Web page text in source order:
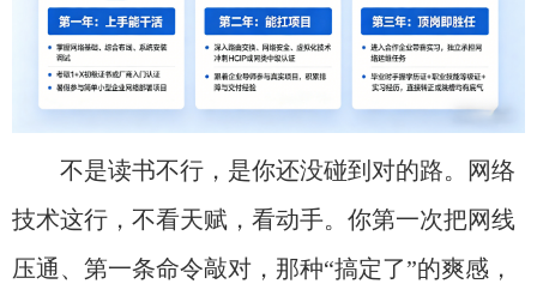
不是读书不行，是你还没碰到对的路。网络
技术这行，不看天赋，看动手。你第一次把网线
压通、第一条命令敲对，那种“搞定了”的爽感，